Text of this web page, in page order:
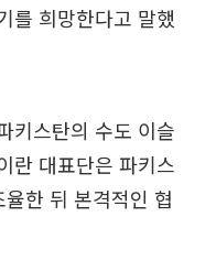
를 희망한다고 말했
키스탄의 수도 이슬
란 대표단은 파키스
한 뒤 본격적인 협